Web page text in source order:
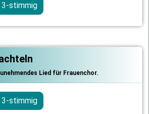
3-stimmig
Lied für Frauenchor.
3-stimmig